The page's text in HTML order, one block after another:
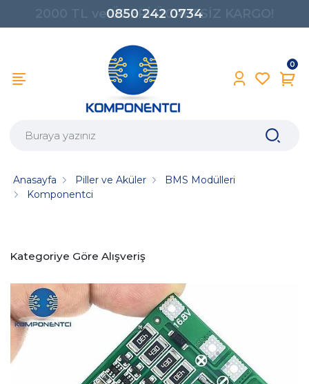
0850 242 0734
0
Anasayfa Piller ve Aküler
BMS Modülleri
Komponentci
Kategoriye Göre Alışveriş